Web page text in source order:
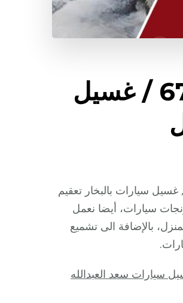
غسيل سيارات الرقعي / 67661662 / غسيل
سيارات بالبخار تعقيم
سيارات، أيضا نعمل
بالإضافة الى تشميع
سيارات سعد العبدالله